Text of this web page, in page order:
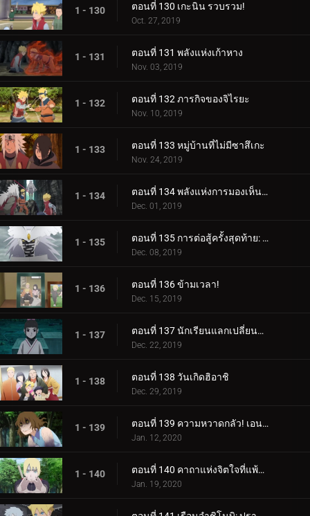
1 - 130 ตอนที่ 130 เกะนิน รวบรวม!
Oct. 27, 2019
1 - 131 ตอนที่ 131 พลังแห่งเก้าหาง
Nov. 03, 2019
1 - 132 ตอนที่ 132 ภารกิจของจิไรยะ
Nov. 10, 2019
1 - 133 ตอนที่ 133 หมู่บ้านที่ไม่มีซาสึเกะ
Nov. 24, 2019
1 - 134 ตอนที่ 134 พลังแห่งการมองเห็นอนาคต
Dec. 01, 2019
1 - 135 ตอนที่ 135 การต่อสู้ครั้งสุดท้าย: อุราชิกิ
Dec. 08, 2019
1 - 136 ตอนที่ 136 ข้ามเวลา!
Dec. 15, 2019
1 - 137 ตอนที่ 137 นักเรียนแลกเปลี่ยนซามูไร
Dec. 22, 2019
1 - 138 ตอนที่ 138 วันเกิดฮิอาชิ
Dec. 29, 2019
1 - 139 ตอนที่ 139 ความหวาดกลัว! เอนโกะ โอนิคุมะ!
Jan. 12, 2020
1 - 140 ตอนที่ 140 คาถาแห่งจิตใจที่แพ้มันฝรั่งทอด
Jan. 19, 2020